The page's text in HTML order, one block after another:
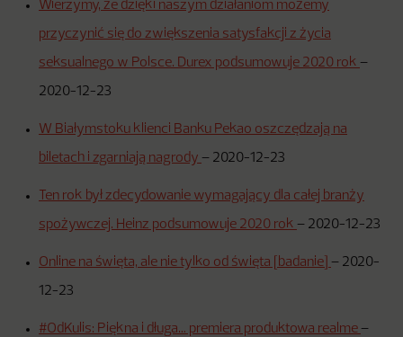
Wierzymy, że dzięki naszym działaniom możemy
przyczynić się do zwiększenia satysfakcji z życia
seksualnego w Polsce. Durex podsumowuje 2020 rok –
2020-12-23
W Białymstoku klienci Banku Pekao oszczędzają na
biletach i zgarniają nagrody – 2020-12-23
Ten rok był zdecydowanie wymagający dla całej branży
spożywczej. Heinz podsumowuje 2020 rok – 2020-12-23
Online na święta, ale nie tylko od święta [badanie] – 2020-
12-23
#OdKulis: Piękna i długa… premiera produktowa realme –